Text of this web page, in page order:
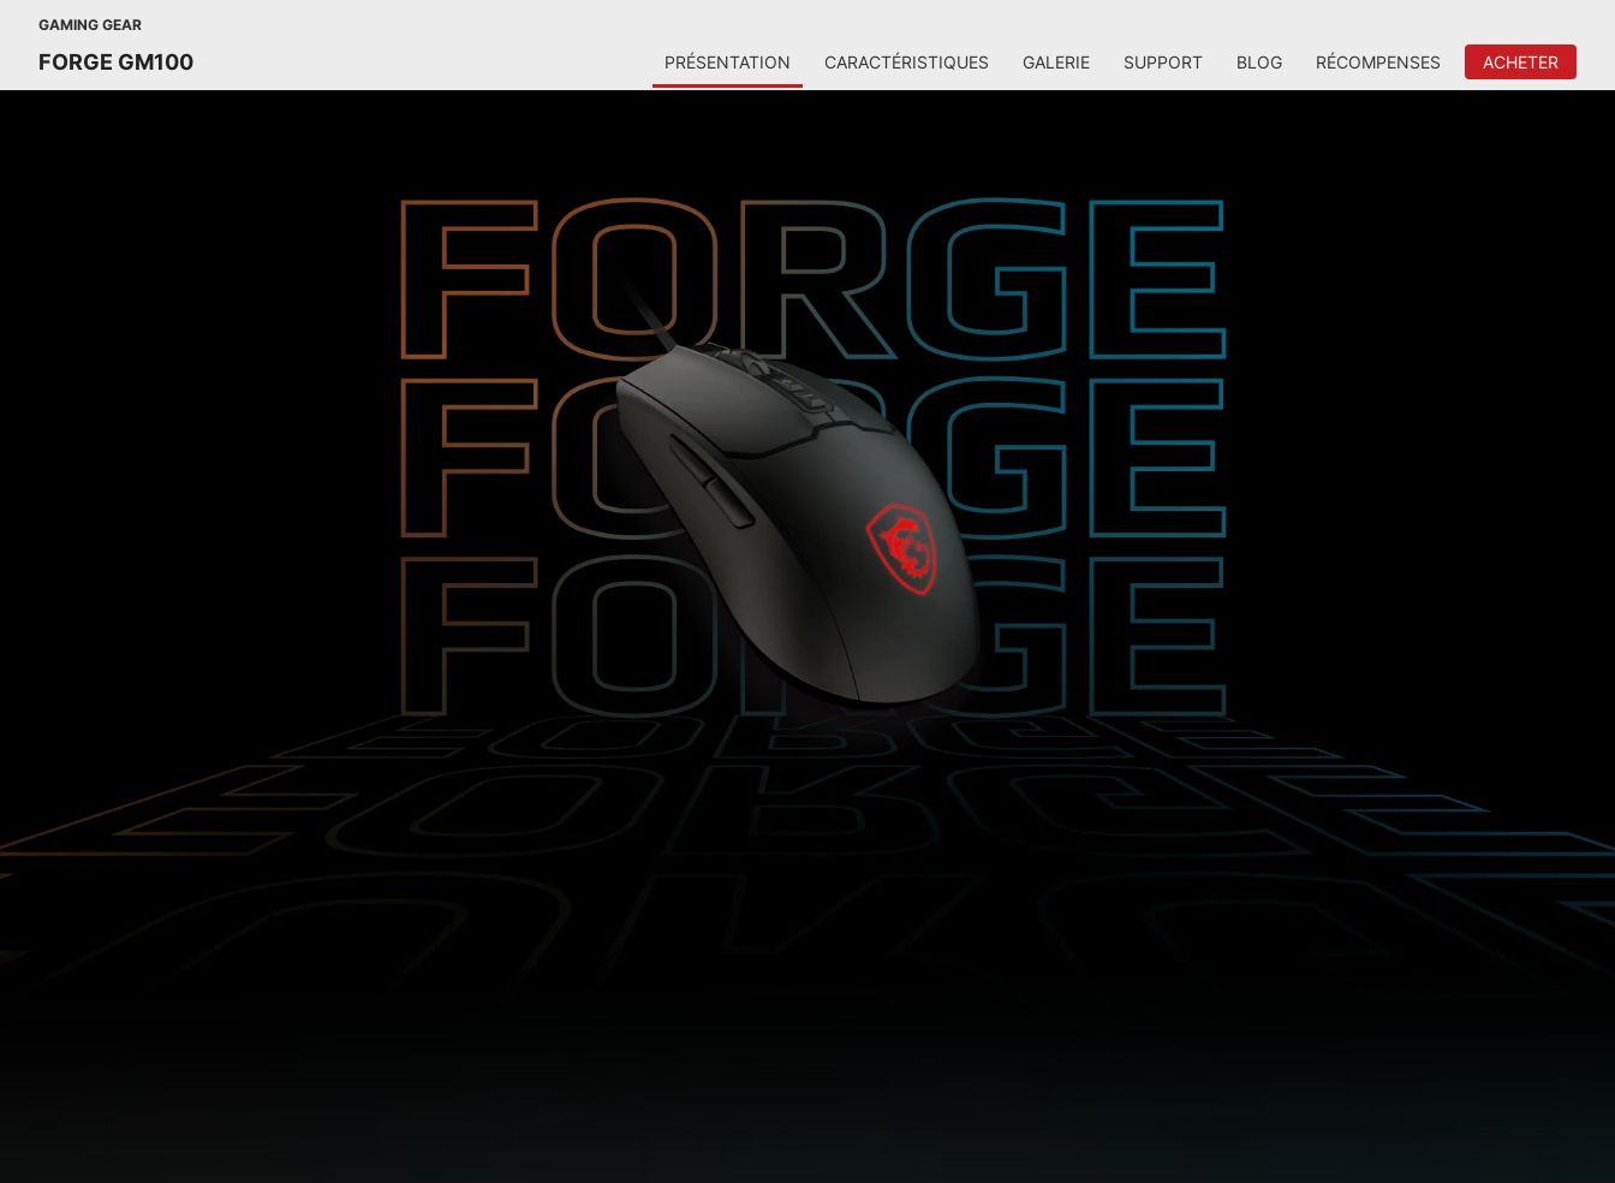
GAMING GEAR
FORGE GM100 PRÉSENTATION CARACTÉRISTIQUES GALERIE SUPPORT BLOG RÉCOMPENSES ACHETER